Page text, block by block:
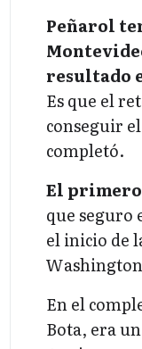
Peñarol
resultado
Es que el
conseguir
completó.
El primero
que seguro
el inicio de
En el
Bota, era